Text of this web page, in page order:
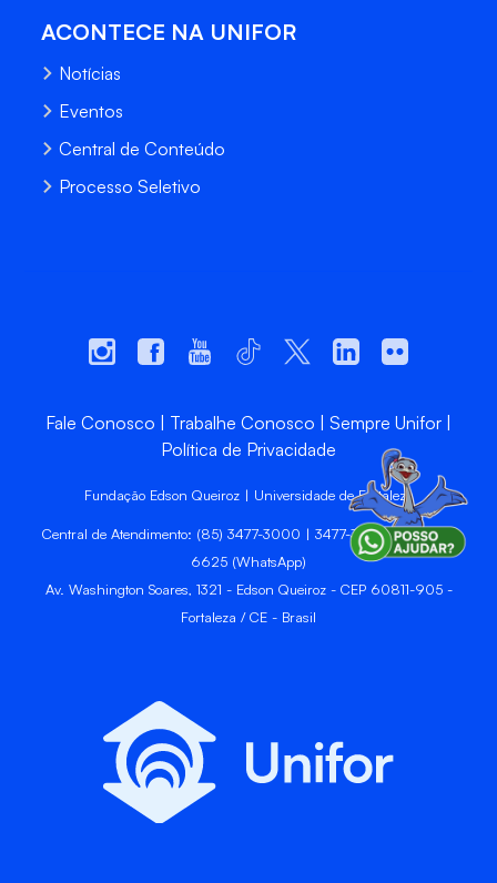
ACONTECE NA UNIFOR
Notícias
Eventos
Central de Conteúdo
Processo Seletivo
Fale Conosco Trabalhe Conosco
Sempre Unifor
Política de Privacidade
Fundação Edson Queiroz | Universidade de Fortaleza
Central de Atendimento: (85) 3477-3000 | 3477-3400 | 99246-
6625 (WhatsApp)
Av. Washington Soares, 1321 - Edson Queiroz - CEP 60811-905 -
Fortaleza / CE - Brasil